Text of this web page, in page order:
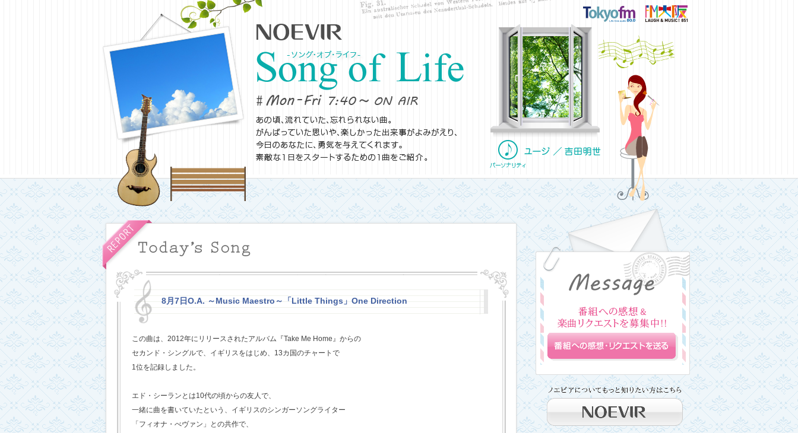
8月7日O.A. ～Music Maestro～「Little Things」One Direction
この曲は、2012年にリリースされたアルバム『Take Me Home』からの
セカンド・シングルで、イギリスをはじめ、13カ国のチャートで
1位を記録しました。
エド・シーランとは10代の頃からの友人で、
一緒に曲を書いていたという、イギリスのシンガーソングライター
「フィオナ・べヴァン」との共作で、